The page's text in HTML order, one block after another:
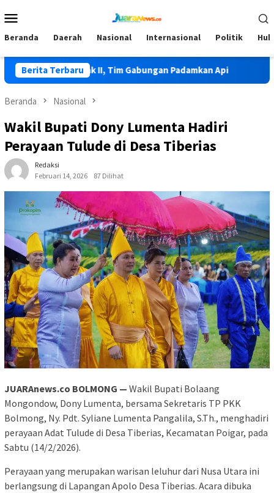
ke
Mobile
Beranda Daerah Nasional Internasional Politik
Berita Terbaru
Lolak II, Tim Gabungan Padamkan Api HKG PKK Ke-
Beranda Nasional
Wakil Bupati Dony Lumenta Hadiri
Perayaan Tulude di Desa Tiberias
Redaksi
Februari 14, 2026
87 Dilihat
JUARAnews.co BOLMONG — Wakil Bupati Bolaang
Mongondow, Dony Lumenta, bersama Sekretaris TP PKK
Bolmong, Ny. Pdt. Syliane Lumenta Pangalila, S.Th., menghadiri
perayaan Adat Tulude di Desa Tiberias, Kecamatan Poigar, pada
Sabtu (14/2/2026).
Perayaan yang merupakan warisan leluhur dari Nusa Utara ini
berlangsung di Lapangan Apolo Desa Tiberias. Acara dibuka